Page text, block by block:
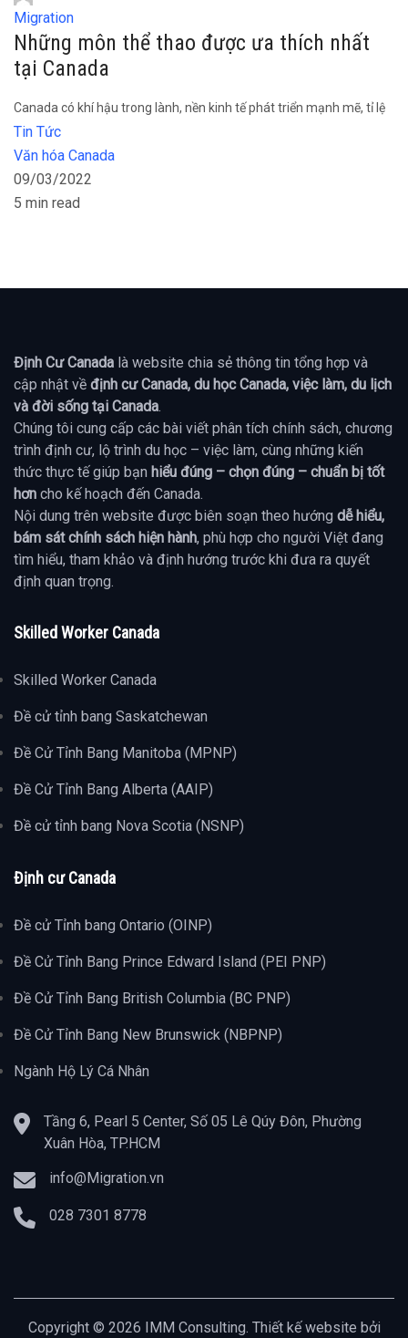
Migration
Những môn thể thao được ưa thích nhất
tại Canada
Canada có khí hậu trong lành, nền kinh tế phát triển mạnh mẽ, tỉ lệ
Tin Tức
Văn hóa Canada
09/03/2022
5 min read
Định Cư Canada là website chia sẻ thông tin tổng hợp và
cập nhật về định cư Canada, du học Canada, việc làm, du lịch
và đời sống tại Canada.
Chúng tôi cung cấp các bài viết phân tích chính sách, chương
trình định cư, lộ trình du học – việc làm, cùng những kiến
thức thực tế giúp bạn hiểu đúng – chọn đúng – chuẩn bị tốt
hơn cho kế hoạch đến Canada.
Nội dung trên website được biên soạn theo hướng dễ hiểu,
bám sát chính sách hiện hành, phù hợp cho người Việt đang
tìm hiểu, tham khảo và định hướng trước khi đưa ra quyết
định quan trọng.
Skilled Worker Canada
Skilled Worker Canada
Đề cử tỉnh bang Saskatchewan
Đề Cử Tỉnh Bang Manitoba (MPNP)
Đề Cử Tỉnh Bang Alberta (AAIP)
Đề cử tỉnh bang Nova Scotia (NSNP)
Định cư Canada
Đề cử Tỉnh bang Ontario (OINP)
Đề Cử Tỉnh Bang Prince Edward Island (PEI PNP)
Đề Cử Tỉnh Bang British Columbia (BC PNP)
Đề Cử Tỉnh Bang New Brunswick (NBPNP)
Ngành Hộ Lý Cá Nhân
Tầng 6, Pearl 5 Center, Số 05 Lê Qúy Đôn, Phường
Xuân Hòa, TP.HCM
info@Migration.vn
028 7301 8778
Copyright © 2026 IMM Consulting. Thiết kế website bởi